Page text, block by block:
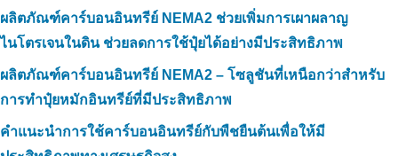
ผลิตภัณฑ์คาร์บอนอินทรีย์ NEMA2 ช่วยเพิ่มการเผาผลาญ
ไนโตรเจนในดิน ช่วยลดการใช้ปุ๋ยได้อย่างมีประสิทธิภาพ
ผลิตภัณฑ์คาร์บอนอินทรีย์ NEMA2 – โซลูชันที่เหนือกว่าสำหรับ
การทำปุ๋ยหมักอินทรีย์ที่มีประสิทธิภาพ
คำแนะนำการใช้คาร์บอนอินทรีย์กับพืชยืนต้นเพื่อให้มี